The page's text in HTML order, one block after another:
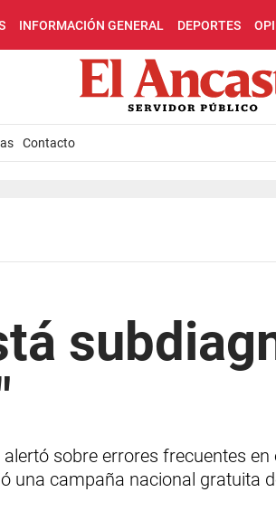
INFORMACIÓN GENERAL DEPORTES
Contacto
sobre errores frecuentes
una campaña nacional gratuita